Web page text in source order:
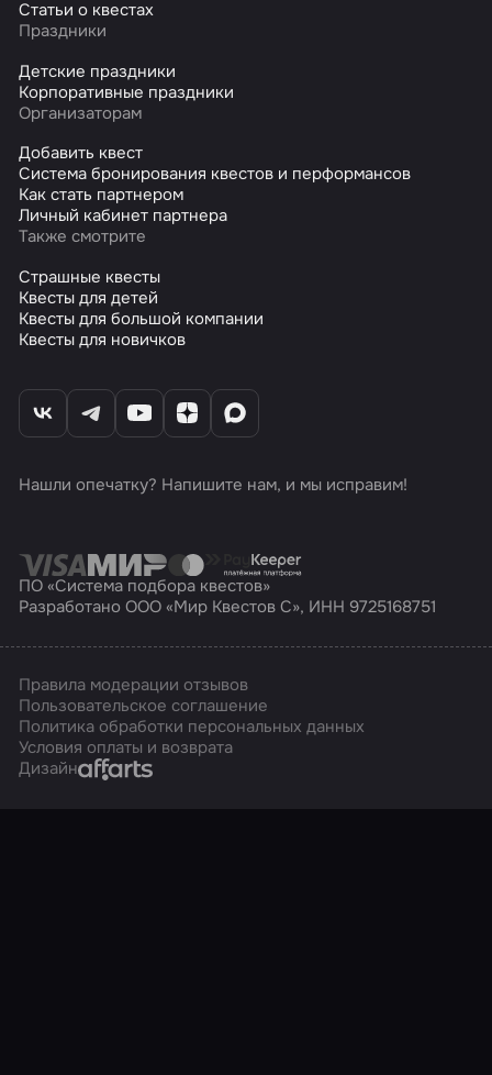
Статьи о квестах
Праздники
Детские праздники
Корпоративные праздники
Организаторам
Добавить квест
Система бронирования квестов и перформансов
Как стать партнером
Личный кабинет партнера
Также смотрите
Страшные квесты
Квесты для детей
Квесты для большой компании
Квесты для новичков
Нашли опечатку? Напишите нам, и мы исправим!
ПО «Система подбора квестов»
Разработано ООО «Мир Квестов С», ИНН 9725168751
Правила модерации отзывов
Пользовательское соглашение
Политика обработки персональных данных
Условия оплаты и возврата
ДизайнAffarts